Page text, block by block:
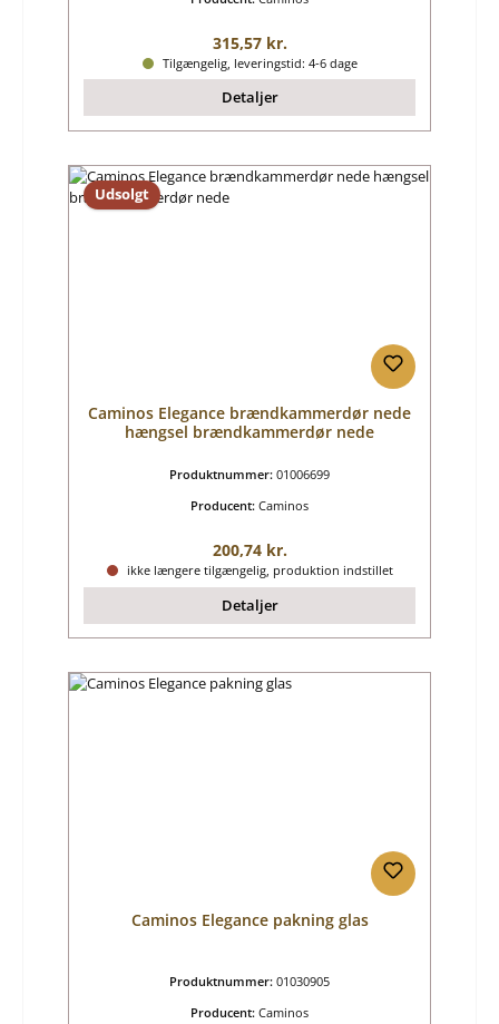
Almindelig pris:
315,57 kr.
Tilgængelig, leveringstid: 4-6 dage
Detaljer
Udsolgt
Caminos Elegance brændkammerdør nede
hængsel brændkammerdør nede
Produktnummer: 01006699
Producent: Caminos
Almindelig pris:
200,74 kr.
ikke længere tilgængelig, produktion indstillet
Detaljer
Caminos Elegance pakning glas
Produktnummer: 01030905
Producent: Caminos